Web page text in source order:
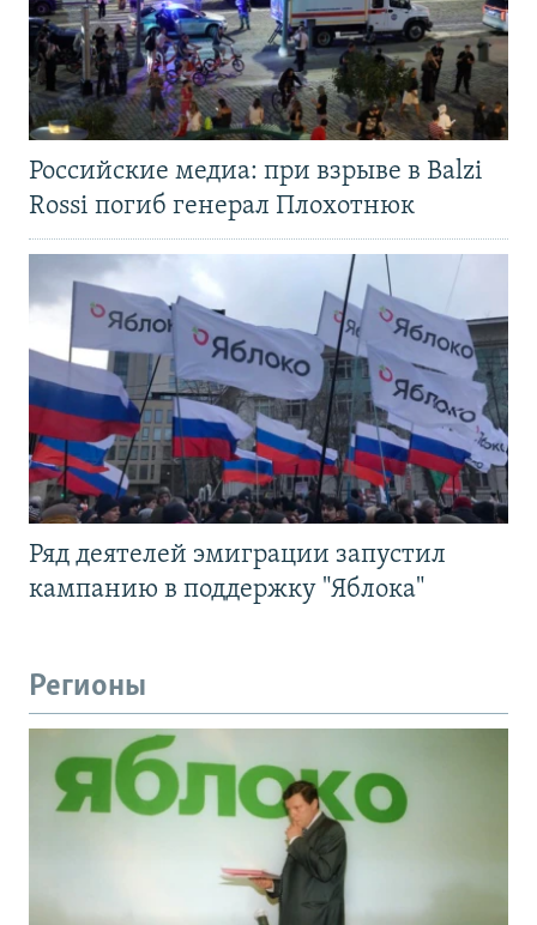
Российские медиа: при взрыве в Balzi
Rossi погиб генерал Плохотнюк
Ряд деятелей эмиграции запустил
кампанию в поддержку "Яблока"
Регионы